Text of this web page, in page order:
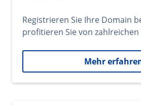
Registrieren Sie Ihre Domain
profitieren Sie von zahlreichen
Mehr